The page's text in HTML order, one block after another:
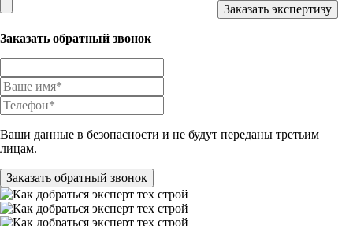
Заказать обратный звонок
Ваши данные в безопасности и не будут переданы третьим
лицам.
Заказать обратный звонок